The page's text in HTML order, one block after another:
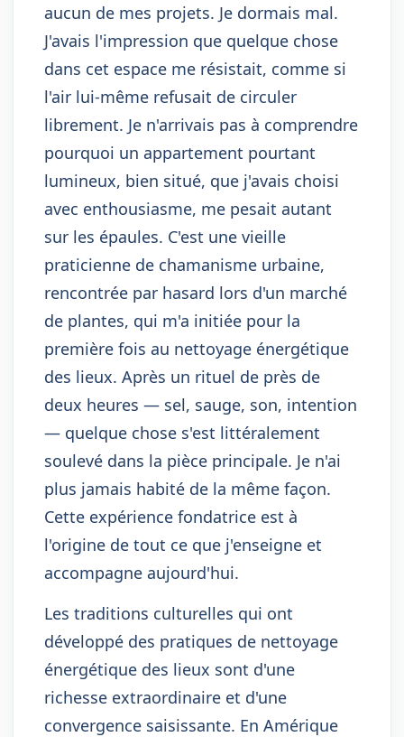
aucun de mes projets. Je dormais mal.
J'avais l'impression que quelque chose
dans cet espace me résistait, comme si
l'air lui-même refusait de circuler
librement. Je n'arrivais pas à comprendre
pourquoi un appartement pourtant
lumineux, bien situé, que j'avais choisi
avec enthousiasme, me pesait autant
sur les épaules. C'est une vieille
praticienne de chamanisme urbaine,
rencontrée par hasard lors d'un marché
de plantes, qui m'a initiée pour la
première fois au nettoyage énergétique
des lieux. Après un rituel de près de
deux heures — sel, sauge, son, intention
— quelque chose s'est littéralement
soulevé dans la pièce principale. Je n'ai
plus jamais habité de la même façon.
Cette expérience fondatrice est à
l'origine de tout ce que j'enseigne et
accompagne aujourd'hui.
Les traditions culturelles qui ont
développé des pratiques de nettoyage
énergétique des lieux sont d'une
richesse extraordinaire et d'une
convergence saisissante. En Amérique